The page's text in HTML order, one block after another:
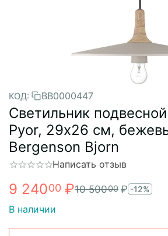
КОД: BB0000447
Светильник
Pyor, 29х26 см,
Bergenson Bjorn
Написать отзыв
9 24000 ₽10 50000 ₽ -12%
В наличии